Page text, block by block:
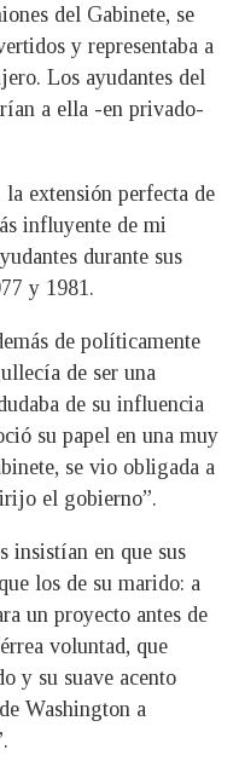
del Gabinete, se
y representaba a
Los ayudantes del
a ella -en privado-
extensión perfecta de
influyente de mi
durante sus
y 1981.
de políticamente
de ser una
de su influencia
su papel en una muy
se vio obligada a
el gobierno”.
insistían en que sus
los de su marido: a
un proyecto antes de
voluntad, que
y su suave acento
Washington a